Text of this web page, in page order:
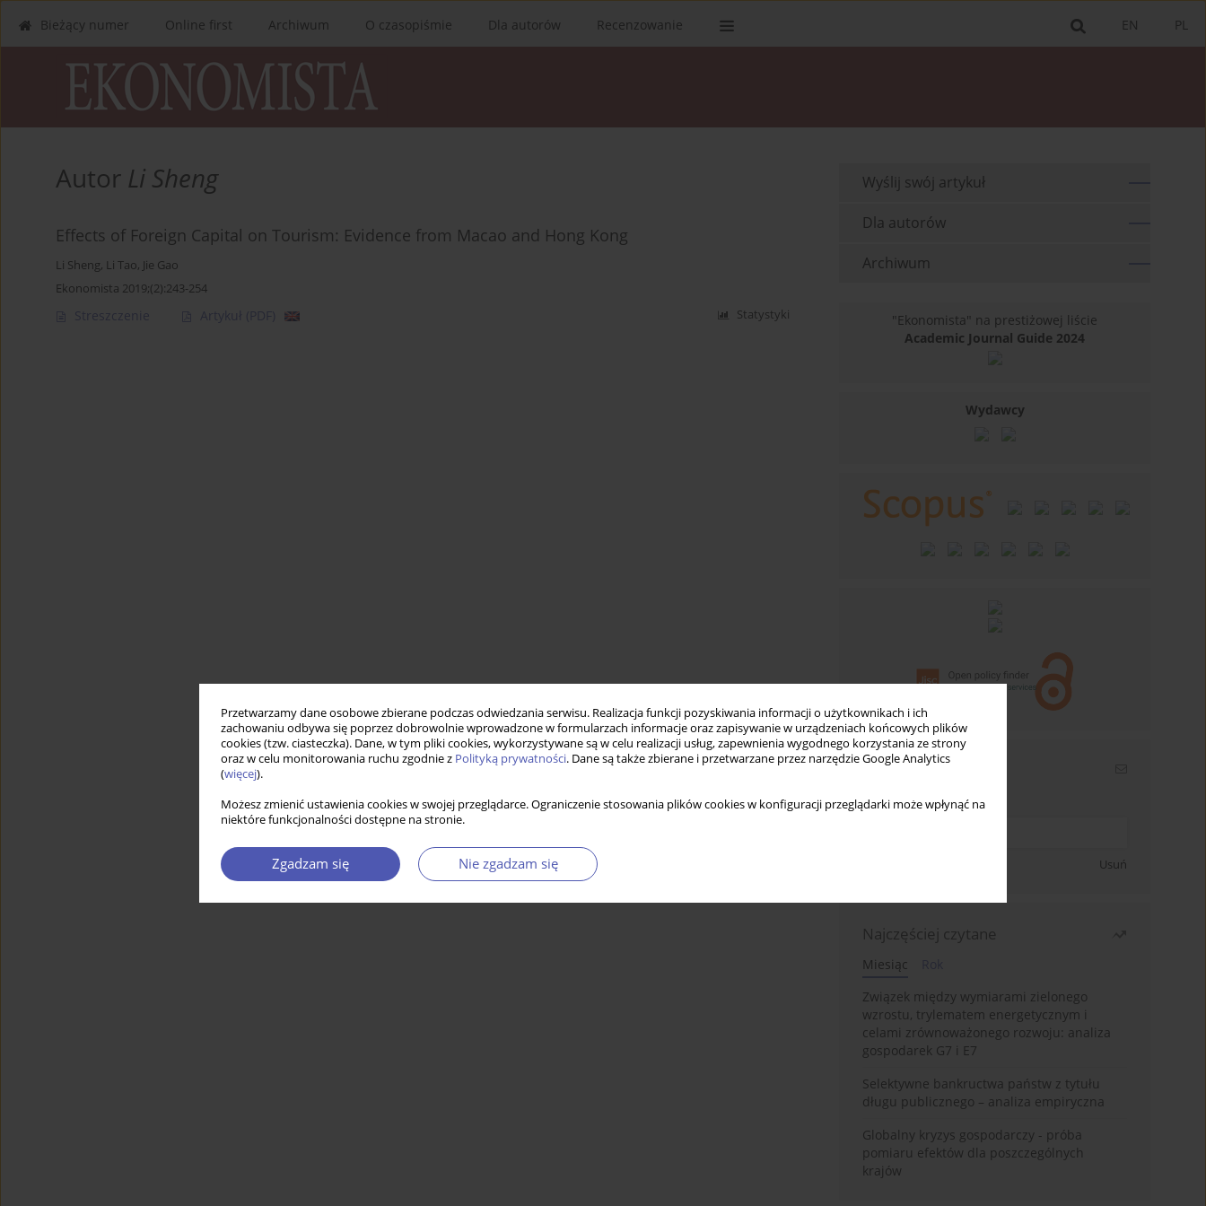
Przetwarzamy dane osobowe zbierane podczas odwiedzania serwisu. Realizacja funkcji pozyskiwania informacji o użytkownikach i ich
zachowaniu odbywa się poprzez dobrowolnie wprowadzone w formularzach informacje oraz zapisywanie w urządzeniach końcowych plików
cookies (tzw. ciasteczka). Dane, w tym pliki cookies, wykorzystywane są w celu realizacji usług, zapewnienia wygodnego korzystania ze strony
oraz w celu monitorowania ruchu zgodnie z Polityką prywatności. Dane są także zbierane i przetwarzane przez narzędzie Google Analytics
(więcej).
Możesz zmienić ustawienia cookies w swojej przeglądarce. Ograniczenie stosowania plików cookies w konfiguracji przeglądarki może wpłynąć na
niektóre funkcjonalności dostępne na stronie.
Zgadzam się Nie zgadzam się
PL
EN
Bieżący numer Online first Archiwum O czasopiśmie Dla autorów Recenzowanie
Autor Li Sheng
Effects of Foreign Capital on Tourism: Evidence from Macao and Hong Kong
Li Sheng, Li Tao, Jie Gao
Ekonomista 2019;(2):243-254
Streszczenie Artykuł (PDF) Statystyki
Wyślij swój artykuł
Dla autorów
Archiwum
"Ekonomista" na prestiżowej liście
Academic Journal Guide 2024
Wydawcy
Newsletter
Wpisz swój adres email
Usuń
Najczęściej czytane
Miesiąc
Związek między wymiarami zielonego
wzrostu, trylematem energetycznym i
celami zrównoważonego rozwoju: analiza
gospodarek G7 i E7
Selektywne bankructwa państw z tytułu
długu publicznego – analiza empiryczna
Globalny kryzys gospodarczy - próba
pomiaru efektów dla poszczególnych
krajów